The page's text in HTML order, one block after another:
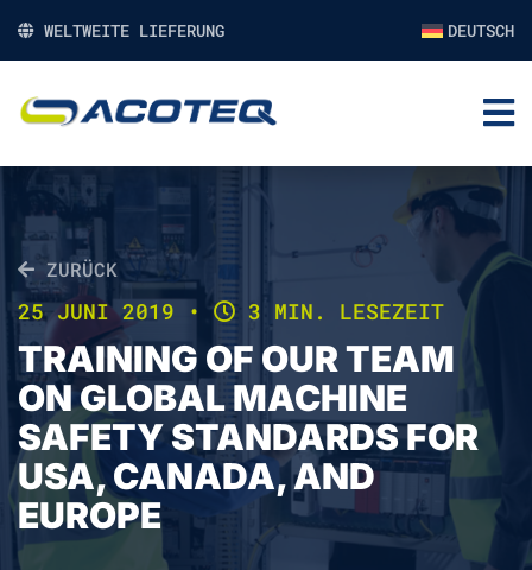
WELTWEITE LIEFERUNG DEUTSCH
ZURÜCK
25 JUNI 2019 • 3 MIN. LESEZEIT
TRAINING OF OUR TEAM
ON GLOBAL MACHINE
SAFETY STANDARDS FOR
USA, CANADA, AND
EUROPE